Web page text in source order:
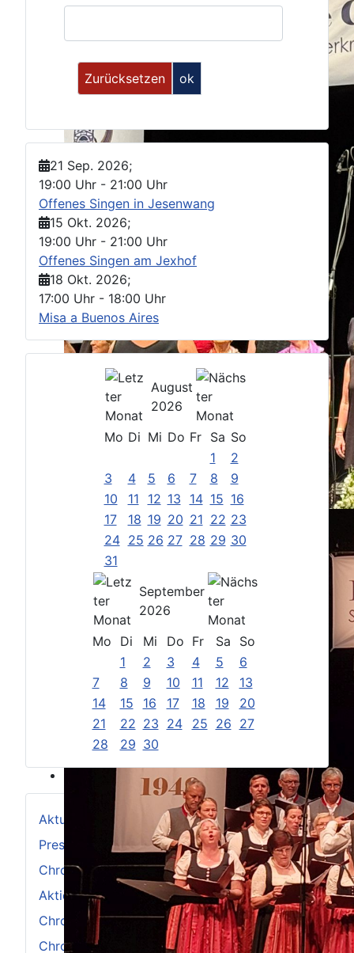
Aktuelles
Pressemitteilungen
Chronik 2021-2030
Aktionstage Chor
Chronik 1961-1970
Chronik 2001-2010
21 Sep. 2026;
19:00 Uhr - 21:00 Uhr
Offenes Singen in Jesenwang
15 Okt. 2026;
19:00 Uhr - 21:00 Uhr
Offenes Singen am Jexhof
18 Okt. 2026;
17:00 Uhr - 18:00 Uhr
Misa a Buenos Aires
August
2026
Mo Di Mi Do Fr Sa So
1
2
3
4 5 6 7 8
9
10
11 12 13 14 15 16
17
18 19 20 21 22 23
24 25 26 27 28 29 30
31
September
2026
Mo
Di Mi Do Fr Sa
So
1
2 3 4 5
6
7
8 9 10 11 12
13
14
15 16 17 18 19
20
21
22 23 24 25 26 27
28
29 30